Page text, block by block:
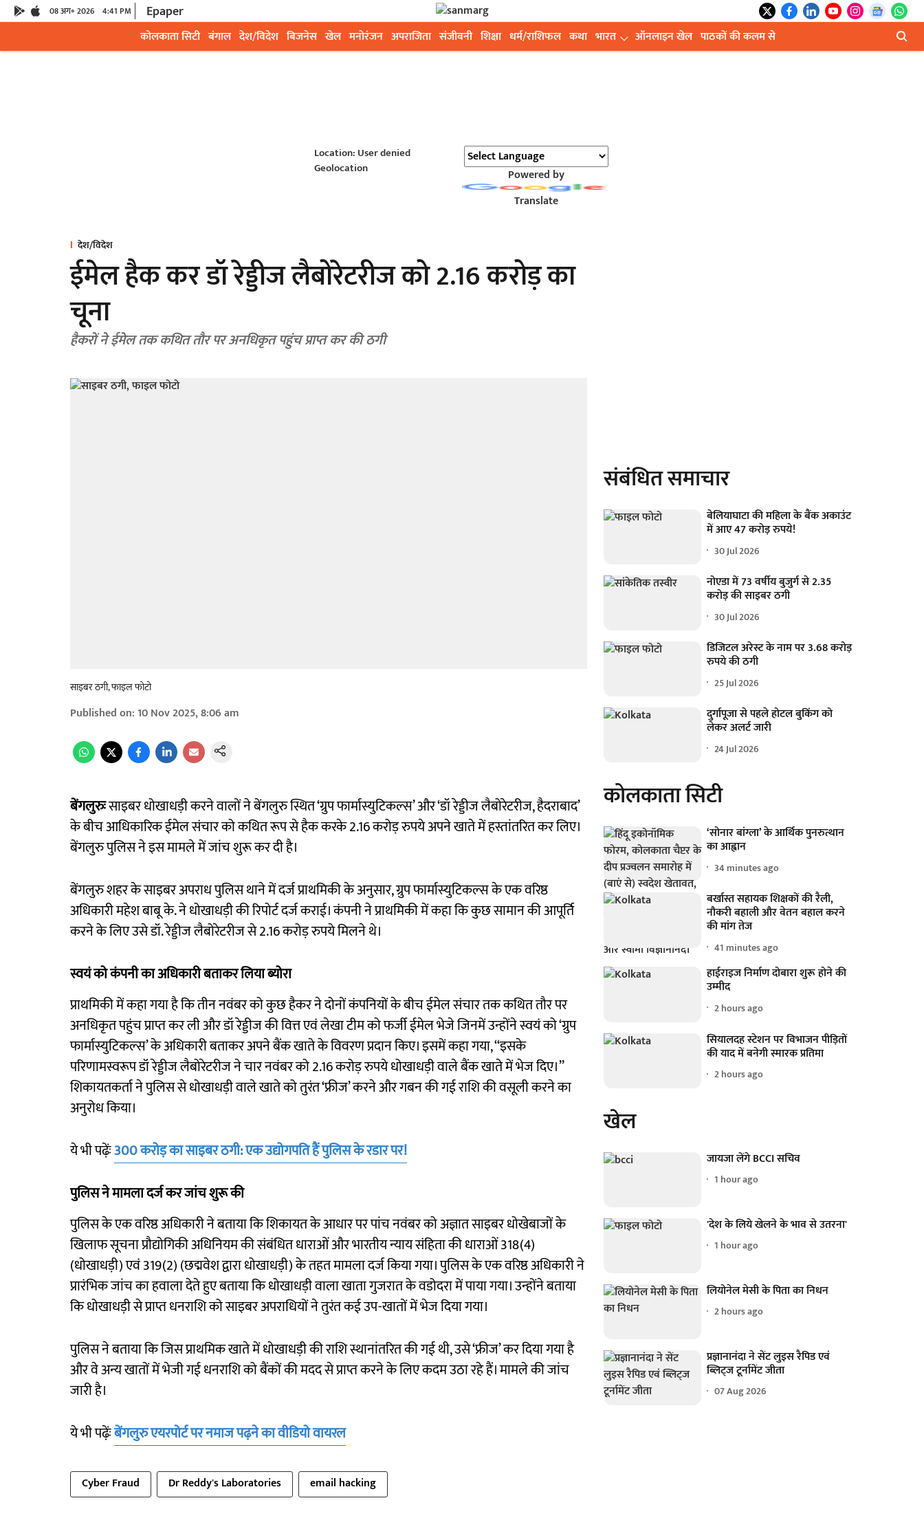
08 अग॰ 2026 4:41 PM Epaper
कोलकाता सिटी बंगाल देश/विदेश बिजनेस खेल मनोरंजन अपराजिता संजीवनी शिक्षा धर्म/राशिफल कथा भारत ऑनलाइन खेल पाठकों की कलम से
Location: User denied
Geolocation
Powered by
Translate
देश/विदेश
ईमेल हैक कर डॉ रेड्डीज लैबोरेटरीज को 2.16 करोड़ का
चूना
हैकरों ने ईमेल तक कथित तौर पर अनधिकृत पहुंच प्राप्त कर की ठगी
साइबर ठगी, फाइल फोटो
Published on: 10 Nov 2025, 8:06 am
बेंगलुरुःसाइबर धोखाधड़ी करने वालों ने बेंगलुरु स्थित ‘ग्रुप फार्मास्युटिकल्स’ और ‘डॉ रेड्डीज लैबोरेटरीज, हैदराबाद’
के बीच आधिकारिक ईमेल संचार को कथित रूप से हैक करके 2.16 करोड़ रुपये अपने खाते में हस्तांतरित कर लिए।
बेंगलुरु पुलिस ने इस मामले में जांच शुरू कर दी है।
बेंगलुरु शहर के साइबर अपराध पुलिस थाने में दर्ज प्राथमिकी के अनुसार, ग्रुप फार्मास्युटिकल्स के एक वरिष्ठ
अधिकारी महेश बाबू के. ने धोखाधड़ी की रिपोर्ट दर्ज कराई। कंपनी ने प्राथमिकी में कहा कि कुछ सामान की आपूर्ति
करने के लिए उसे डॉ. रेड्डीज लैबोरेटरीज से 2.16 करोड़ रुपये मिलने थे।
स्वयं को कंपनी का अधिकारी बताकर लिया ब्योरा
प्राथमिकी में कहा गया है कि तीन नवंबर को कुछ हैकर ने दोनों कंपनियों के बीच ईमेल संचार तक कथित तौर पर
अनधिकृत पहुंच प्राप्त कर ली और डॉ रेड्डीज की वित्त एवं लेखा टीम को फर्जी ईमेल भेजे जिनमें उन्होंने स्वयं को ‘ग्रुप
फार्मास्युटिकल्स’ के अधिकारी बताकर अपने बैंक खाते के विवरण प्रदान किए। इसमें कहा गया, ‘‘इसके
परिणामस्वरूप डॉ रेड्डीज लैबोरेटरीज ने चार नवंबर को 2.16 करोड़ रुपये धोखाधड़ी वाले बैंक खाते में भेज दिए।’’
शिकायतकर्ता ने पुलिस से धोखाधड़ी वाले खाते को तुरंत ‘फ्रीज’ करने और गबन की गई राशि की वसूली करने का
अनुरोध किया।
ये भी पढ़ेंः300 करोड़ का साइबर ठगी: एक उद्योगपति हैं पुलिस के रडार पर!
पुलिस ने मामला दर्ज कर जांच शुरू की
पुलिस के एक वरिष्ठ अधिकारी ने बताया कि शिकायत के आधार पर पांच नवंबर को अज्ञात साइबर धोखेबाजों के
खिलाफ सूचना प्रौद्योगिकी अधिनियम की संबंधित धाराओं और भारतीय न्याय संहिता की धाराओं 318(4)
(धोखाधड़ी) एवं 319(2) (छद्मवेश द्वारा धोखाधड़ी) के तहत मामला दर्ज किया गया। पुलिस के एक वरिष्ठ अधिकारी ने
प्रारंभिक जांच का हवाला देते हुए बताया कि धोखाधड़ी वाला खाता गुजरात के वडोदरा में पाया गया। उन्होंने बताया
कि धोखाधड़ी से प्राप्त धनराशि को साइबर अपराधियों ने तुरंत कई उप-खातों में भेज दिया गया।
पुलिस ने बताया कि जिस प्राथमिक खाते में धोखाधड़ी की राशि स्थानांतरित की गई थी, उसे ‘फ्रीज’ कर दिया गया है
और वे अन्य खातों में भेजी गई धनराशि को बैंकों की मदद से प्राप्त करने के लिए कदम उठा रहे हैं। मामले की जांच
जारी है।
ये भी पढ़ेंःबेंगलुरु एयरपोर्ट पर नमाज पढ़ने का वीडियो वायरल
Cyber Fraud Dr Reddy's Laboratories email hacking
संबंधित समाचार
बेलियाघाटा की महिला के बैंक अकाउंट
में आए 47 करोड़ रुपये!
30 Jul 2026
नोएडा में 73 वर्षीय बुजुर्ग से 2.35
करोड़ की साइबर ठगी
30 Jul 2026
डिजिटल अरेस्ट के नाम पर 3.68 करोड़
रुपये की ठगी
25 Jul 2026
दुर्गापूजा से पहले होटल बुकिंग को
लेकर अलर्ट जारी
24 Jul 2026
कोलकाता सिटी
‘सोनार बांग्ला’ के आर्थिक पुनरुत्थान
का आह्वान
34 minutes ago
बर्खास्त सहायक शिक्षकों की रैली,
नौकरी बहाली और वेतन बहाल करने
की मांग तेज
41 minutes ago
हाईराइज निर्माण दोबारा शुरू होने की
उम्मीद
2 hours ago
सियालदह स्टेशन पर विभाजन पीड़ितों
की याद में बनेगी स्मारक प्रतिमा
2 hours ago
खेल
जायजा लेंगे BCCI सचिव
1 hour ago
'देश के लिये खेलने के भाव से उतरना'
1 hour ago
लियोनेल मेसी के पिता का निधन
2 hours ago
प्रज्ञानानंदा ने सेंट लुइस रैपिड एवं
ब्लिट्ज टूर्नामेंट जीता
07 Aug 2026